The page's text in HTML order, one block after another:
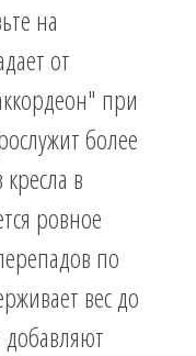
на
от
при
более
в
ровное
по
вес до